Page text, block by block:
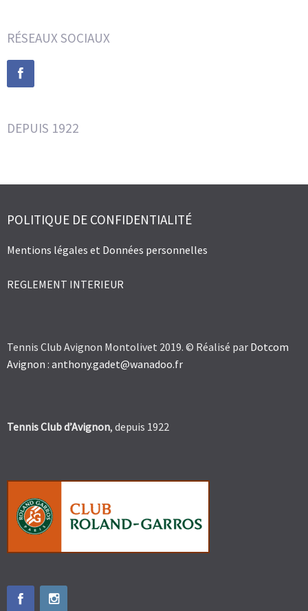
RÉSEAUX SOCIAUX
DEPUIS 1922
POLITIQUE DE CONFIDENTIALITÉ
Mentions légales et Données personnelles
REGLEMENT INTERIEUR
Tennis Club Avignon Montolivet 2019. © Réalisé par Dotcom
Avignon : anthony.gadet@wanadoo.fr
Tennis Club d’Avignon, depuis 1922